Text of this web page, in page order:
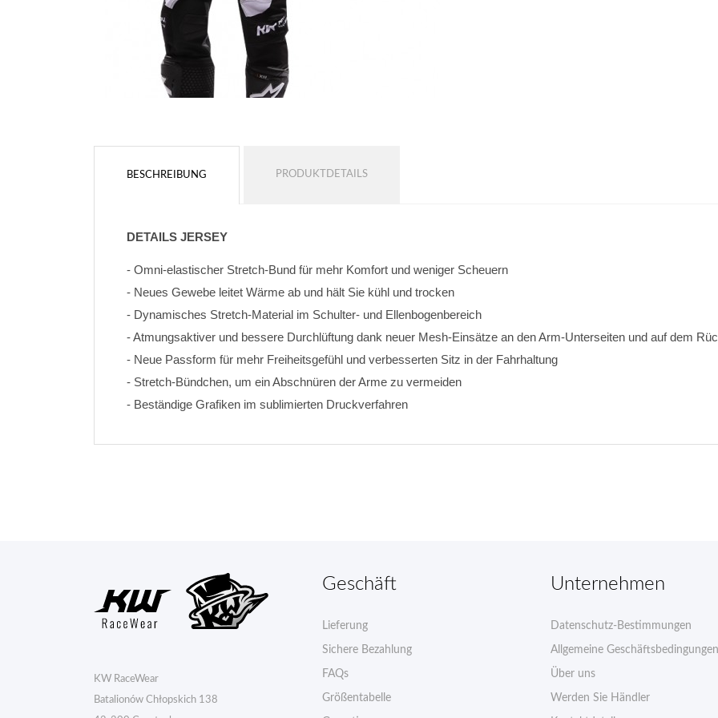
BESCHREIBUNG PRODUKTDETAILS
DETAILS JERSEY
- Omni-elastischer Stretch-Bund für mehr Komfort und weniger Scheuern
- Neues Gewebe leitet Wärme ab und hält Sie kühl und trocken
- Dynamisches Stretch-Material im Schulter- und Ellenbogenbereich
- Atmungsaktiver und bessere Durchlüftung dank neuer Mesh-Einsätze an den Arm-Unterseiten und auf dem
- Neue Passform für mehr Freiheitsgefühl und verbesserten Sitz in der Fahrhaltung
- Stretch-Bündchen, um ein Abschnüren der Arme zu vermeiden
- Beständige Grafiken im sublimierten Druckverfahren
KW RaceWear
Batalionów Chłopskich 138
Geschäft
Lieferung
Sichere Bezahlung
FAQs
Größentabelle
Unternehmen
Datenschutz-Bestimmungen
Allgemeine Geschäftsbedingungen
Über uns
Werden Sie Händler